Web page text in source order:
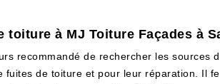
à MJ Toiture Façades à
recommandé de rechercher les sources
de toiture et pour leur réparation. Il